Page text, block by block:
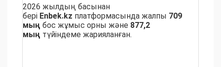
2026 жылдың басынан
бері Enbek.kz платформасында жалпы 709
мың бос жұмыс орны және 877,2
мың түйіндеме жарияланған.